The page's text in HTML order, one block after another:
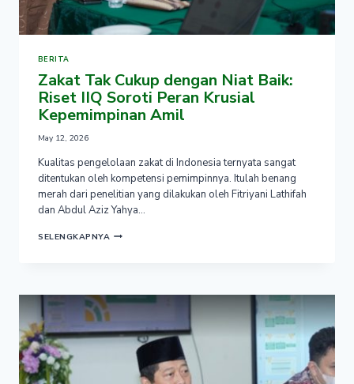
BERITA
Zakat Tak Cukup dengan Niat Baik:
Riset IIQ Soroti Peran Krusial
Kepemimpinan Amil
May 12, 2026
Kualitas pengelolaan zakat di Indonesia ternyata sangat
ditentukan oleh kompetensi pemimpinnya. Itulah benang
merah dari penelitian yang dilakukan oleh Fitriyani Lathifah
dan Abdul Aziz Yahya…
SELENGKAPNYA ZAKAT
BAIK:
IIQ
SOROTI
PERAN
KRUSIAL
KEPEMIMPINAN